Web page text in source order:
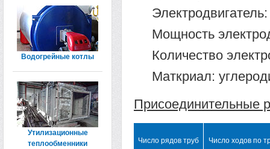
Мощность
Количество
Маткриал:
Присоединительные
Число рядов труб Число ходов по
Водогрейные котлы
Утилизационные
теплообменники